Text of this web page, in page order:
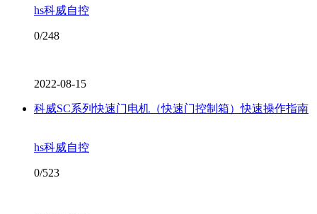
hs科威自控
0/248
2022-08-15
科威SC系列快速门电机（快速门控制箱）快速操作指南
hs科威自控
0/523